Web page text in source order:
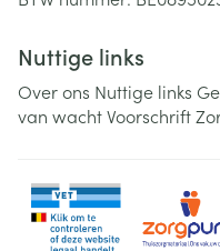
Nuttige links
Over ons Nuttige links
van wachtVoorschrift